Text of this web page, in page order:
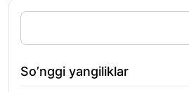
So’nggi yangiliklar